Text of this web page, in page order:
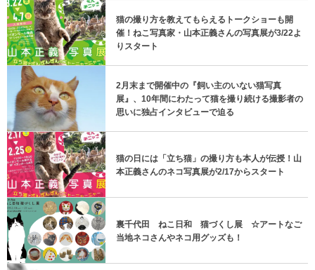
猫の撮り方を教えてもらえるトークショーも開
催！ねこ写真家・山本正義さんの写真展が3/22よ
りスタート
2月末まで開催中の『飼い主のいない猫写真
展』、10年間にわたって猫を撮り続ける撮影者の
思いに独占インタビューで迫る
猫の日には「立ち猫」の撮り方も本人が伝授！山
本正義さんのネコ写真展が2/17からスタート
裏千代田 ねこ日和 猫づくし展 ☆アートなご
当地ネコさんやネコ用グッズも！